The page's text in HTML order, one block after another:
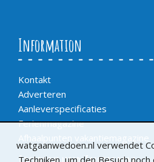
Information
Kontakt
Adverteren
Aanleverspecificaties
Ferienmagazine
Afhaalpunten vakantiemagazine
watgaanwedoen.nl verwendet
Techniken, um den Besuch